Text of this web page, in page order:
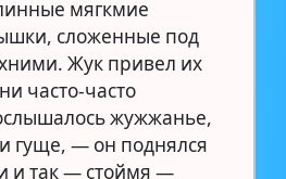
мягкмие
сложенные под
Жук привел их
часто-часто
жужжанье,
гуще, — он поднялся
и так — стоймя —